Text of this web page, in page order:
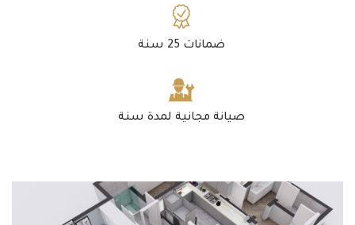
ضمانات 25 سنة
صيانة مجانية لمدة سنة